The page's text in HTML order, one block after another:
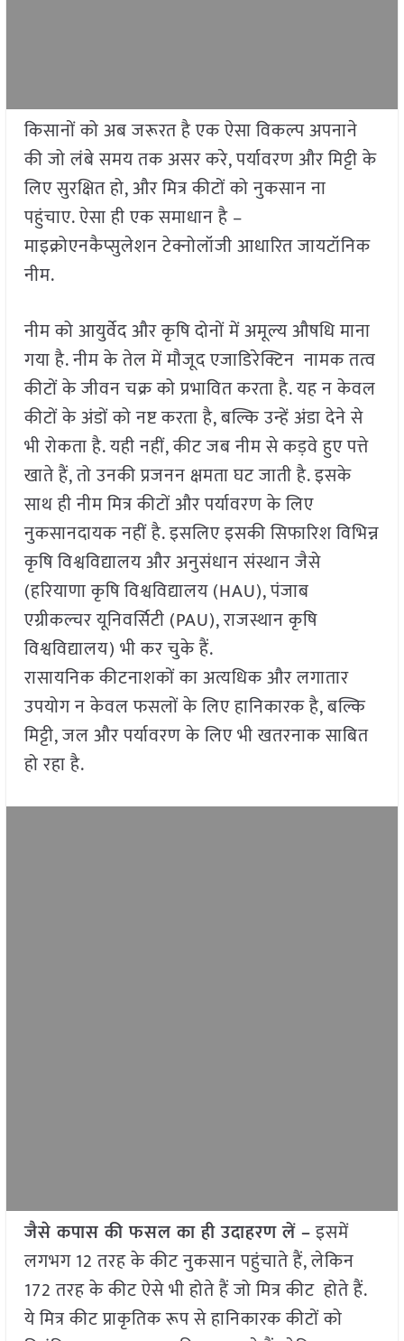
किसानों को अब जरूरत है एक ऐसा विकल्प अपनाने
की जो लंबे समय तक असर करे, पर्यावरण और मिट्टी के
लिए सुरक्षित हो, और मित्र कीटों को नुकसान ना
पहुंचाए. ऐसा ही एक समाधान है –
माइक्रोएनकैप्सुलेशन टेक्नोलॉजी आधारित जायटॉनिक
नीम.
नीम को आयुर्वेद और कृषि दोनों में अमूल्य औषधि माना
गया है. नीम के तेल में मौजूद एजाडिरेक्टिन नामक तत्व
कीटों के जीवन चक्र को प्रभावित करता है. यह न केवल
कीटों के अंडों को नष्ट करता है, बल्कि उन्हें अंडा देने से
भी रोकता है. यही नहीं, कीट जब नीम से कड़वे हुए पत्ते
खाते हैं, तो उनकी प्रजनन क्षमता घट जाती है. इसके
साथ ही नीम मित्र कीटों और पर्यावरण के लिए
नुकसानदायक नहीं है. इसलिए इसकी सिफारिश विभिन्न
कृषि विश्वविद्यालय और अनुसंधान संस्थान जैसे
(हरियाणा कृषि विश्वविद्यालय (HAU), पंजाब
एग्रीकल्चर यूनिवर्सिटी (PAU), राजस्थान कृषि
विश्वविद्यालय) भी कर चुके हैं.
रासायनिक कीटनाशकों का अत्यधिक और लगातार
उपयोग न केवल फसलों के लिए हानिकारक है, बल्कि
मिट्टी, जल और पर्यावरण के लिए भी खतरनाक साबित
हो रहा है.
जैसे कपास की फसल का ही उदाहरण लें –इसमें
लगभग 12 तरह के कीट नुकसान पहुंचाते हैं, लेकिन
172 तरह के कीट ऐसे भी होते हैं जो मित्र कीट होते हैं.
ये मित्र कीट प्राकृतिक रूप से हानिकारक कीटों को